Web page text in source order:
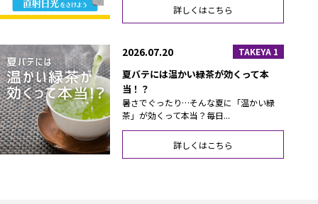
詳しくはこちら
2026.07.20 TAKEYA 1
夏バテには温かい緑茶が効くって本
当！？
暑さでぐったり…そんな夏に「温かい緑
茶」が効くって本当？毎日...
詳しくはこちら